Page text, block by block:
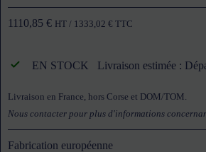
1110,85 € HT / 1333,02 € TTC
EN STOCK Livraison estimée :
Livraison en France, hors Corse et DOM/TOM.
Nous contacter pour plus d'informations
Fabrication européenne